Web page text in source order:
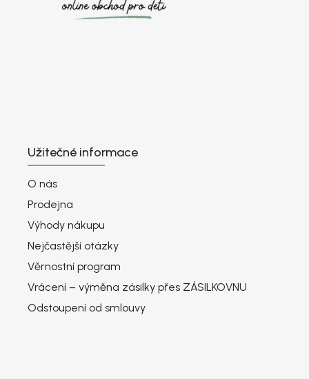
Užitečné informace
O nás
Prodejna
Výhody nákupu
Nejčastější otázky
Věrnostní program
Vrácení – výměna zásilky přes ZÁSILKOVNU
Odstoupení od smlouvy